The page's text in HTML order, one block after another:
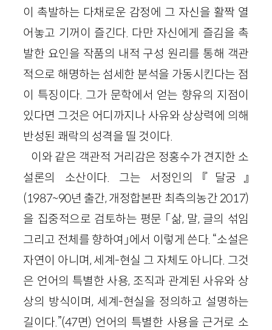
이 촉발하는 다채로운 감정에 그 자신을 활짝 열
어놓고 기꺼이 즐긴다. 다만 자신에게 즐김을 촉
발한 요인을 작품의 내적 구성 원리를 통해 객관
적으로 해명하는 섬세한 분석을 가동시킨다는 점
이 특징이다. 그가 문학에서 얻는 향유의 지점이
있다면 그것은 어디까지나 사유와 상상력에 의해
반성된 쾌락의 성격을 띨 것이다.
이와 같은 객관적 거리감은 정홍수가 견지한 소
설론의 소산이다. 그는 서정인의 『달궁』
(1987~90년 출간, 개정합본판 최측의농간 2017)
을 집중적으로 검토하는 평문 「삶, 말, 글의 섞임
그리고 전체를 향하여」에서 이렇게 쓴다. “소설은
자연이 아니며, 세계-현실 그 자체도 아니다. 그것
은 언어의 특별한 사용, 조직과 관계된 사유와 상
상의 방식이며, 세계-현실을 정의하고 설명하는
길이다.”(47면) 언어의 특별한 사용을 근거로 소